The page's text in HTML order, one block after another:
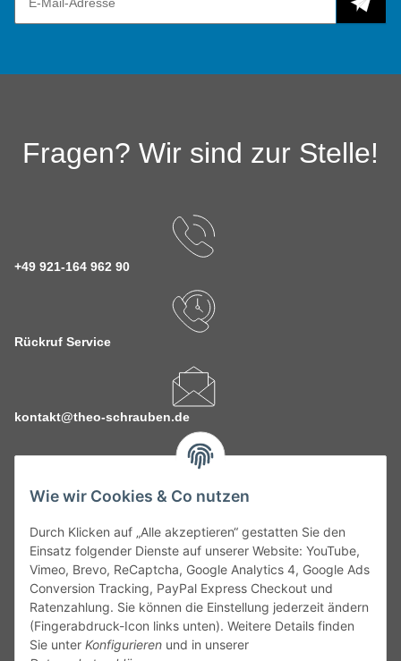
Wie wir Cookies & Co nutzen
Durch Klicken auf „Alle akzeptieren“ gestatten Sie den
Einsatz folgender Dienste auf unserer Website: YouTube,
Vimeo, Brevo, ReCaptcha, Google Analytics 4, Google Ads
Conversion Tracking, PayPal Express Checkout und
Ratenzahlung. Sie können die Einstellung jederzeit ändern
(Fingerabdruck-Icon links unten). Weitere Details finden
Sie unter Konfigurieren und in unserer
Fragen? Wir sind zur Stelle!
+49 921-164 962 90
Rückruf Service
kontakt@theo-schrauben.de
Service
Gesetzliche Informationen
Alle technischen Angaben ohne Gewähr. Irrtümer und fehlerhafte